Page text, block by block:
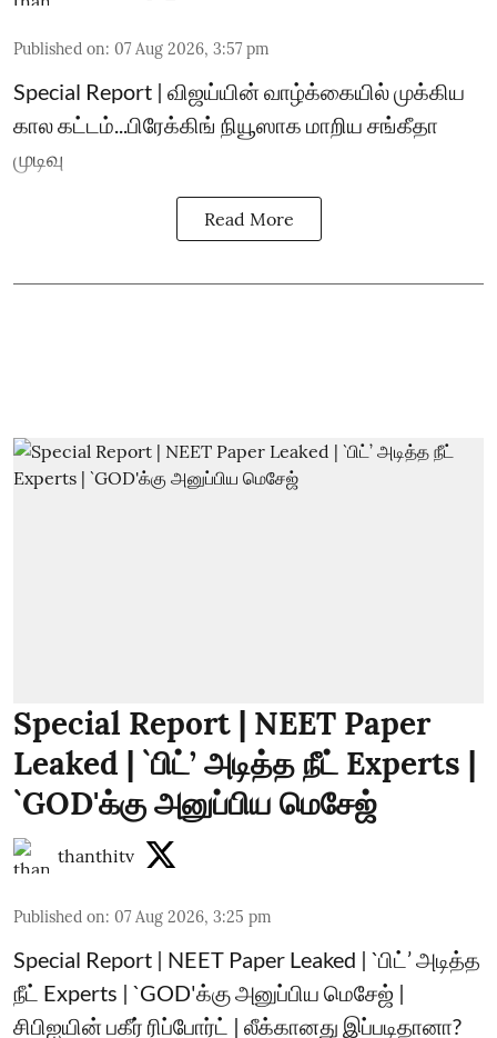
Published on: 07 Aug 2026, 3:57 pm
Special Report | விஜய்யின் வாழ்க்கையில் முக்கிய
கால கட்டம்...பிரேக்கிங் நியூஸாக மாறிய சங்கீதா
முடிவு
Read More
Special Report | NEET Paper
Leaked | `பிட்’ அடித்த நீட் Experts |
`GOD'க்கு அனுப்பிய மெசேஜ்
thanthitv
Published on: 07 Aug 2026, 3:25 pm
Special Report | NEET Paper Leaked | `பிட்’ அடித்த
நீட் Experts | `GOD'க்கு அனுப்பிய மெசேஜ் |
சிபிஐயின் பகீர் ரிப்போர்ட் | லீக்கானது இப்படிதானா?